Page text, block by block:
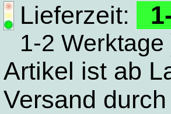
Lieferzeit:
1-2 Werktage
Artikel ist ab
Versand